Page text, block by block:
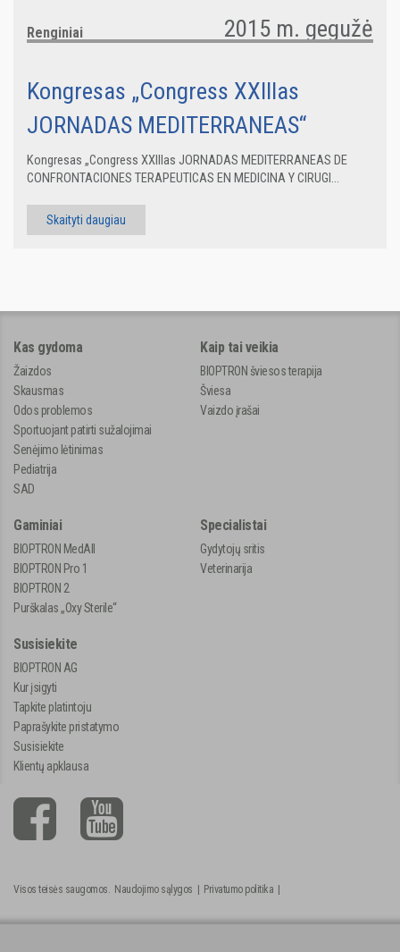
Renginiai 2015 m. gegužė
Kongresas „Congress XXIIIas
JORNADAS MEDITERRANEAS“
Kongresas „Congress XXIIIas JORNADAS MEDITERRANEAS DE
CONFRONTACIONES TERAPEUTICAS EN MEDICINA Y CIRUGI...
Skaityti daugiau
Kas gydoma
Žaizdos
Skausmas
Odos problemos
Sportuojant patirti sužalojimai
Senėjimo lėtinimas
Pediatrija
SAD
Kaip tai veikia
BIOPTRON šviesos terapija
Šviesa
Vaizdo įrašai
Gaminiai
BIOPTRON MedAll
BIOPTRON Pro 1
BIOPTRON 2
Purškalas „Oxy Sterile“
Specialistai
Gydytojų sritis
Veterinarija
Susisiekite
BIOPTRON AG
Kur įsigyti
Tapkite platintoju
Paprašykite pristatymo
Susisiekite
Klientų apklausa
Visos teisės saugomos. Naudojimo sąlygos Privatumo politika